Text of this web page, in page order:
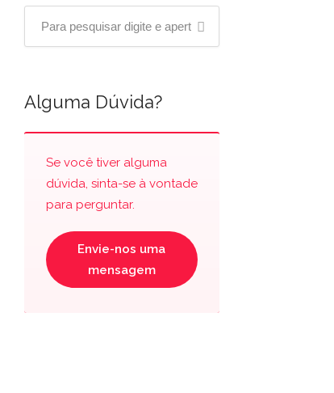
Alguma Dúvida?
Se você tiver alguma
dúvida, sinta-se à vontade
para perguntar.
Envie-nos uma
mensagem